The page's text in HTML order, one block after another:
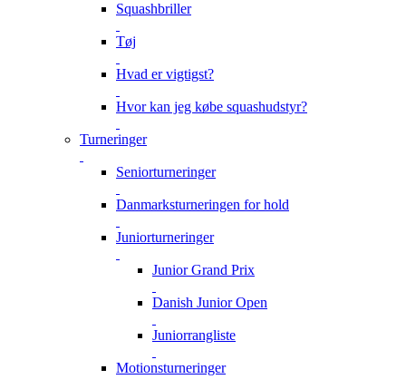
Squashbriller
Tøj
Hvad er vigtigst?
Hvor kan jeg købe squashudstyr?
Turneringer
Seniorturneringer
Danmarksturneringen for hold
Juniorturneringer
Junior Grand Prix
Danish Junior Open
Juniorrangliste
Motionsturneringer